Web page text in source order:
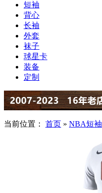
短袖
背心
长袖
外套
袜子
球星卡
装备
定制
当前位置： 首页 » NBA短袖